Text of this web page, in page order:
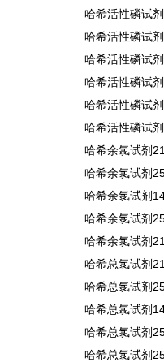
哈希活性磷试
哈希活性磷试
哈希活性磷试
哈希活性磷试
哈希活性磷试
哈希活性磷试
哈希余氯试剂
哈希余氯试剂
哈希余氯试剂
哈希余氯试剂
哈希余氯试剂
哈希总氯试剂
哈希总氯试剂
哈希总氯试剂
哈希总氯试剂
哈希总氯试剂